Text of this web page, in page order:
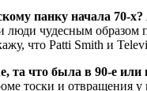
панку начала 70-
чудесным образом
что Patti Smith и
та что была в 90-е
тоски и отвращения